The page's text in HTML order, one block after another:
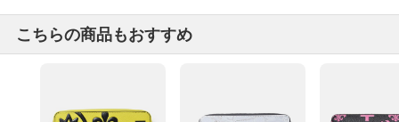
こちらの商品もおすすめ